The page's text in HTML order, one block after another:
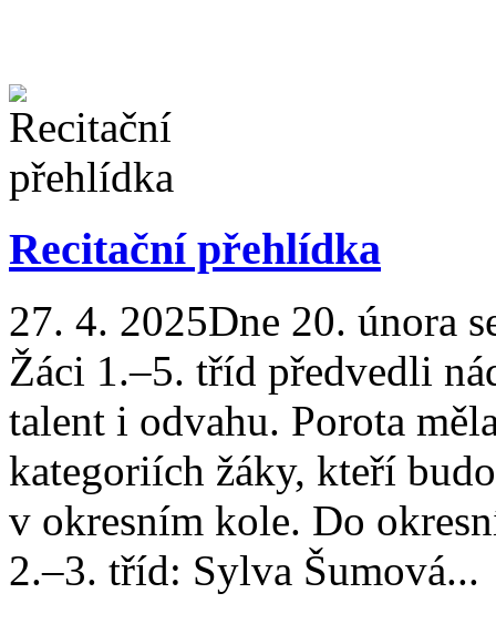
Recitační přehlídka
27. 4. 2025Dne 20. února
Žáci 1.–5. tříd předvedli
talent i odvahu. Porota
kategoriích žáky, kteří
v okresním kole. Do
2.–3. tříd: Sylva Šumová...